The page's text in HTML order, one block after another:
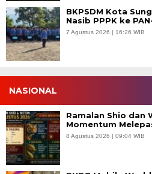
BKPSDM Kota
Nasib PPPK ke
7 Agustus 2026 | 16:26 WIB
NASIONAL
Ramalan Shio dan
Momentum
8 Agustus 2026 | 09:04 WIB